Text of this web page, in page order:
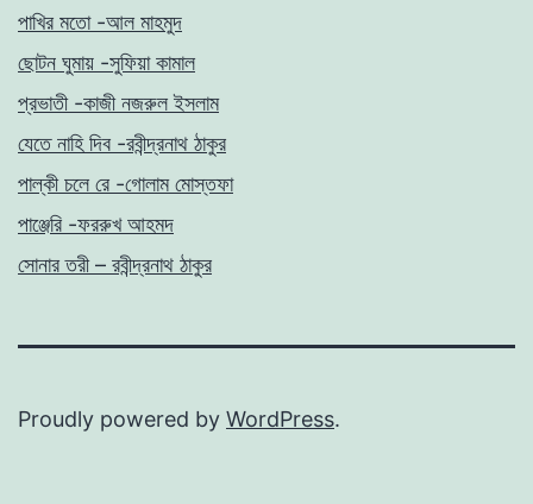
পাখির মতো -আল মাহমুদ
ছোটন ঘুমায় -সুফিয়া কামাল
প্রভাতী -কাজী নজরুল ইসলাম
যেতে নাহি দিব -রবীন্দ্রনাথ ঠাকুর
পাল্কী চলে রে -গোলাম মোস্তফা
পাঞ্জেরি -ফররুখ আহমদ
সোনার তরী – রবীন্দ্রনাথ ঠাকুর
Proudly powered by WordPress.